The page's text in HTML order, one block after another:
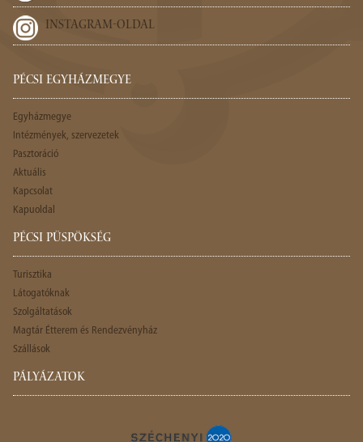
INSTAGRAM-OLDAL
PÉCSI EGYHÁZMEGYE
Egyházmegye
Intézmények, szervezetek
Pasztoráció
Aktuális
Kapcsolat
Kapuoldal
PÉCSI PÜSPÖKSÉG
Turisztika
Látogatóknak
Szolgáltatások
Magtár Étterem és Rendezvényház
Szállások
PÁLYÁZATOK